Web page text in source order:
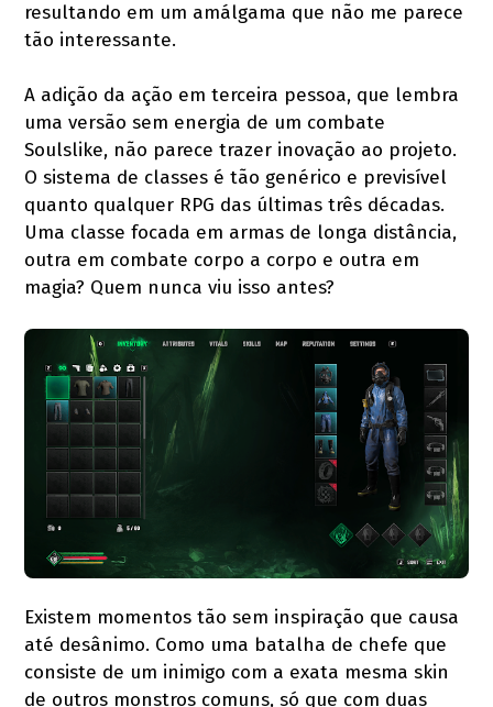
resultando em um amálgama que não me parece
tão interessante.
A adição da ação em terceira pessoa, que lembra
uma versão sem energia de um combate
Soulslike, não parece trazer inovação ao projeto.
O sistema de classes é tão genérico e previsível
quanto qualquer RPG das últimas três décadas.
Uma classe focada em armas de longa distância,
outra em combate corpo a corpo e outra em
magia? Quem nunca viu isso antes?
Existem momentos tão sem inspiração que causa
até desânimo. Como uma batalha de chefe que
consiste de um inimigo com a exata mesma skin
de outros monstros comuns, só que com duas